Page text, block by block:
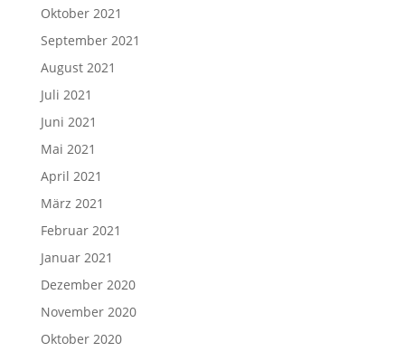
Oktober 2021
September 2021
August 2021
Juli 2021
Juni 2021
Mai 2021
April 2021
März 2021
Februar 2021
Januar 2021
Dezember 2020
November 2020
Oktober 2020